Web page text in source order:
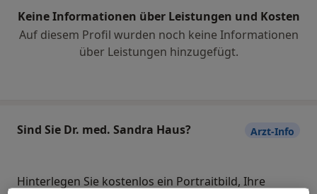
Keine Informationen über Leistungen und Kosten
Auf diesem Profil wurden noch keine Informationen
über Leistungen hinzugefügt.
Sind Sie Dr. med. Sandra Haus? Arzt-Info
Hinterlegen Sie kostenlos ein Portraitbild, Ihre